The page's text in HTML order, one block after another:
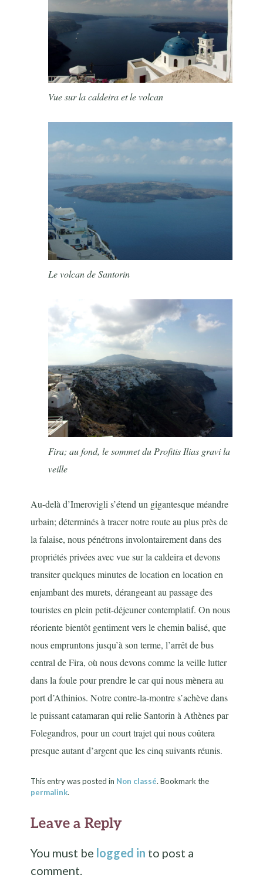
Vue sur la caldeira et le volcan
Le volcan de Santorin
Fira; au fond, le sommet du Profitis Ilias gravi la
veille
Au-delà d’Imerovigli s’étend un gigantesque méandre
urbain; déterminés à tracer notre route au plus près de
la falaise, nous pénétrons involontairement dans des
propriétés privées avec vue sur la caldeira et devons
transiter quelques minutes de location en location en
enjambant des murets, dérangeant au passage des
touristes en plein petit-déjeuner contemplatif. On nous
réoriente bientôt gentiment vers le chemin balisé, que
nous empruntons jusqu’à son terme, l’arrêt de bus
central de Fira, où nous devons comme la veille lutter
dans la foule pour prendre le car qui nous mènera au
port d’Athinios. Notre contre-la-montre s’achève dans
le puissant catamaran qui relie Santorin à Athènes par
Folegandros, pour un court trajet qui nous coûtera
presque autant d’argent que les cinq suivants réunis.
This entry was posted in Non classé. Bookmark the
permalink.
Leave a Reply
You must be logged in to post a
comment.